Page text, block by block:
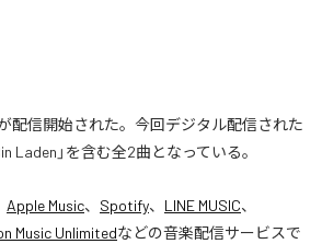
が配信開始された。今回デジタル配信された
Laden」を含む全2曲となっている。
Apple Music、 Spotify、 LINE MUSIC、
Music Unlimitedなどの音楽配信サービスで